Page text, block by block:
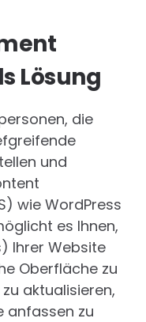
Lösung
die
und
wie WordPress
es Ihnen,
Ihrer Website
Oberfläche zu
aktualisieren,
anfassen zu